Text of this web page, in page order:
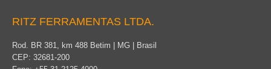
RITZ FERRAMENTAS LTDA.
Rod. BR 381, km 488 Betim | MG | Brasil
CEP: 32681-200